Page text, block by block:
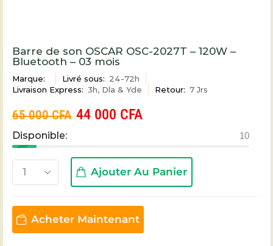
Barre de son OSCAR OSC-2027T – 120W –
Bluetooth – 03 mois
Marque: Livré sous: 24-72h
Livraison Express: 3h, Dla & Yde Retour: 7 Jrs
65 000CFA 44 000 CFA
Disponible: 10
Ajouter Au Panier
Acheter Maintenant